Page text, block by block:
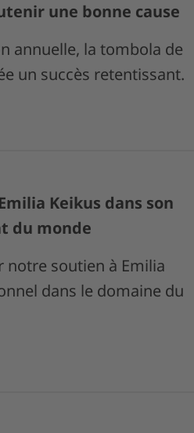
une bonne cause
annuelle, la tombola de
un succès retentissant.
Keikus dans son
du monde
notre soutien à Emilia
dans le domaine du